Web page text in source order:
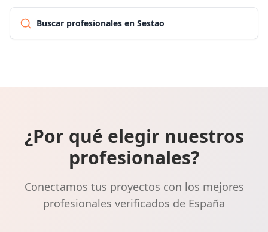
Buscar profesionales en Sestao
¿Por qué elegir nuestros
profesionales?
Conectamos tus proyectos con los mejores
profesionales verificados de España